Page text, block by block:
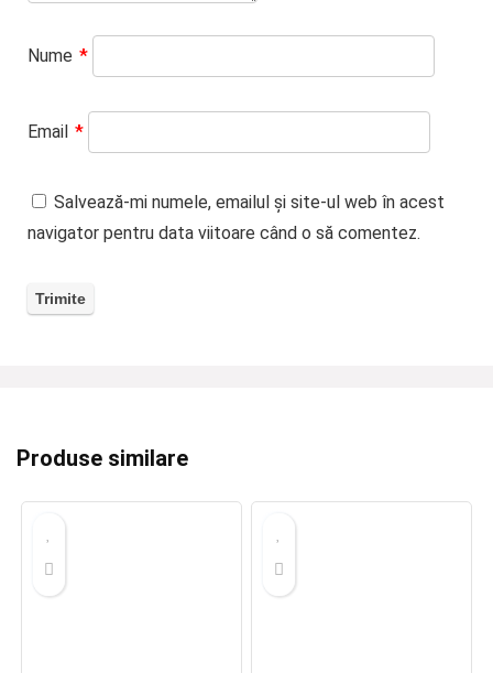
Nume *
Email *
Salvează-mi numele, emailul și site-ul web în acest
navigator pentru data viitoare când o să comentez.
Produse similare